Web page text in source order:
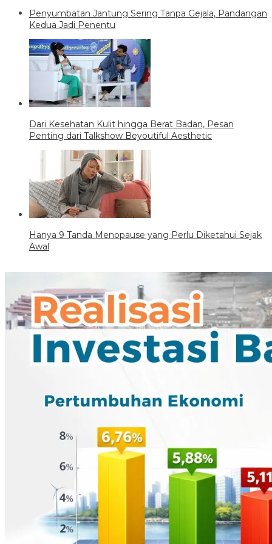
Penyumbatan Jantung Sering Tanpa Gejala, Pandangan
Kedua Jadi Penentu
Dari Kesehatan Kulit hingga Berat Badan, Pesan
Penting dari Talkshow Beyoutiful Aesthetic
Hanya 9 Tanda Menopause yang Perlu Diketahui Sejak
Awal